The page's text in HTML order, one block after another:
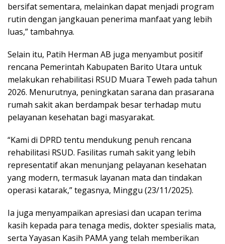
bersifat sementara, melainkan dapat menjadi program
rutin dengan jangkauan penerima manfaat yang lebih
luas,” tambahnya.
Selain itu, Patih Herman AB juga menyambut positif
rencana Pemerintah Kabupaten Barito Utara untuk
melakukan rehabilitasi RSUD Muara Teweh pada tahun
2026. Menurutnya, peningkatan sarana dan prasarana
rumah sakit akan berdampak besar terhadap mutu
pelayanan kesehatan bagi masyarakat.
“Kami di DPRD tentu mendukung penuh rencana
rehabilitasi RSUD. Fasilitas rumah sakit yang lebih
representatif akan menunjang pelayanan kesehatan
yang modern, termasuk layanan mata dan tindakan
operasi katarak,” tegasnya, Minggu (23/11/2025).
Ia juga menyampaikan apresiasi dan ucapan terima
kasih kepada para tenaga medis, dokter spesialis mata,
serta Yayasan Kasih PAMA yang telah memberikan